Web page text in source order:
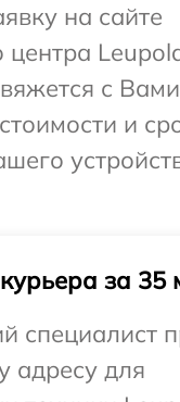
на сайте
центра
с
и
за 35
специалист
адресу для